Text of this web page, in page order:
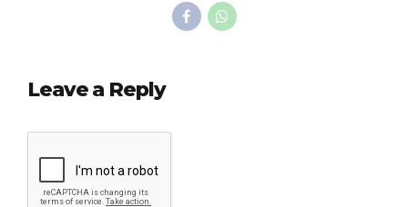
Leave a Reply